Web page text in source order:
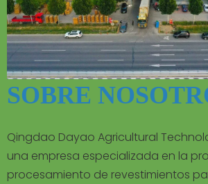
SOBRE
Qingdao Dayao Agricultural
una empresa especializada en la
procesamiento de revestimientos